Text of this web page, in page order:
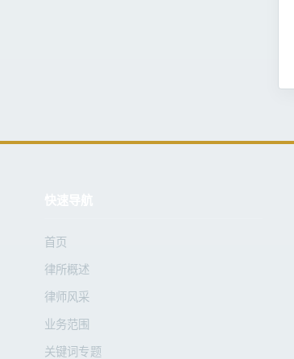
首页
律所概述
律师风采
业务范围
关键词专题